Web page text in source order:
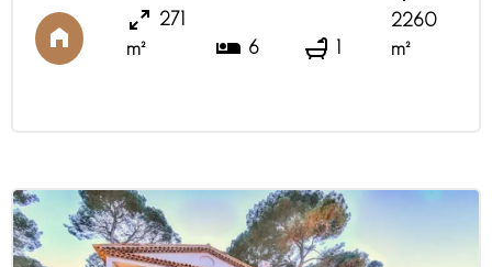
accesso ad una porzione di terrazzo
riscaldato per cene in tutte le stagioni. Una
prima camera da letto su un unico livello e il
271
m²
6
2260
m²